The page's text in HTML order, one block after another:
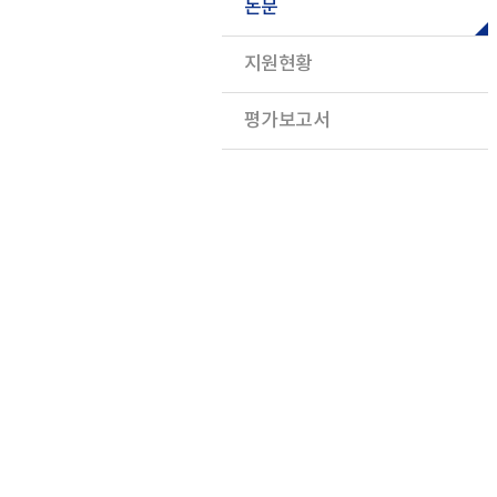
논문
지원현황
평가보고서